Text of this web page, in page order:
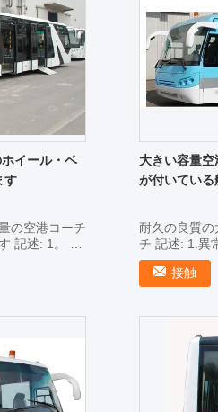
イール・ベ
す
の空港コーチ
記述: 1。 客
特に熱く、熱
転者の小屋の
大きい容量
が付いてい
耐久の良質
チ 記述: 1.異
理 3.最も短い
側の乗客の
接触